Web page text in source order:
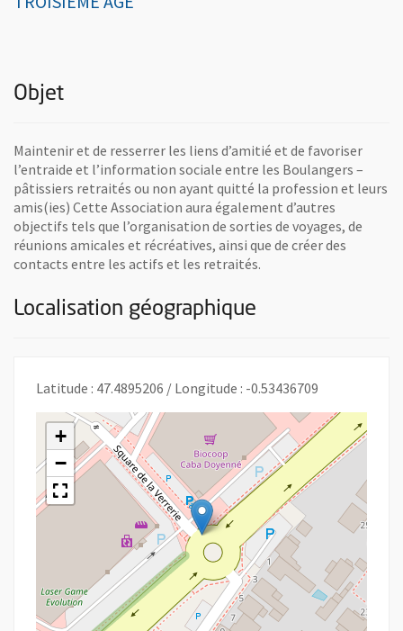
Objet
Maintenir et de resserrer les liens d’amitié et de favoriser
l’entraide et l’information sociale entre les Boulangers –
pâtissiers retraités ou non ayant quitté la profession et leurs
amis(ies) Cette Association aura également d’autres
objectifs tels que l’organisation de sorties de voyages, de
réunions amicales et récréatives, ainsi que de créer des
contacts entre les actifs et les retraités.
Localisation géographique
Latitude : 47.4895206 / Longitude : -0.53436709
+
−